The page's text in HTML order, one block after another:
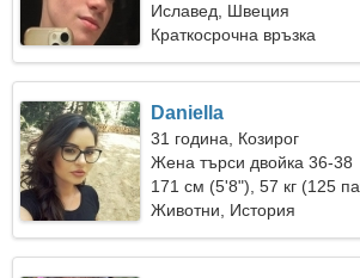
Иславед, Швеция
Краткосрочна връзка
Daniella
31 година, Козирог
Жена търси двойка 36-38
171 см (5'8"), 57 кг (125
Животни, История